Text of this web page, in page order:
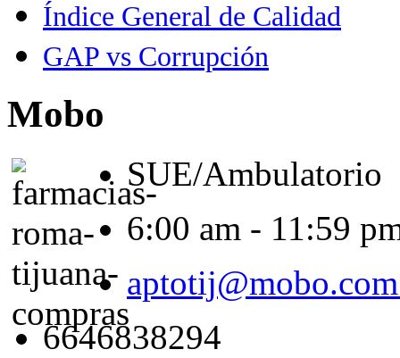
Índice General de Calidad
GAP vs Corrupción
Mobo
SUE/Ambulatorio
6:00 am - 11:59
6646838294